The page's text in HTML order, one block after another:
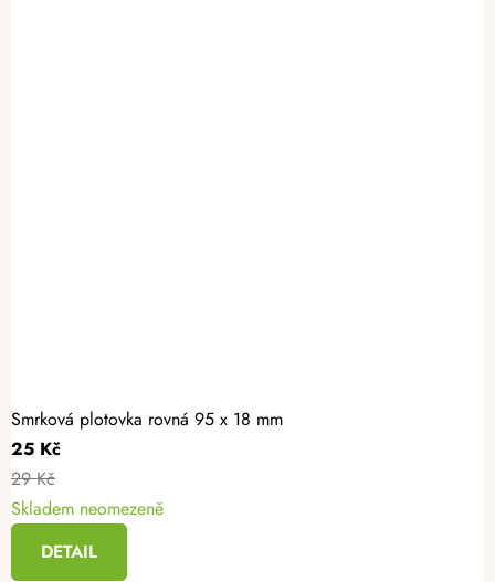
Smrková plotovka rovná 95 x 18 mm
25 Kč
29 Kč
Skladem neomezeně
DETAIL